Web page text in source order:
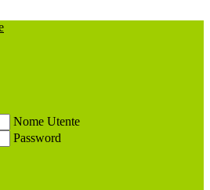
Nome Utente
Password